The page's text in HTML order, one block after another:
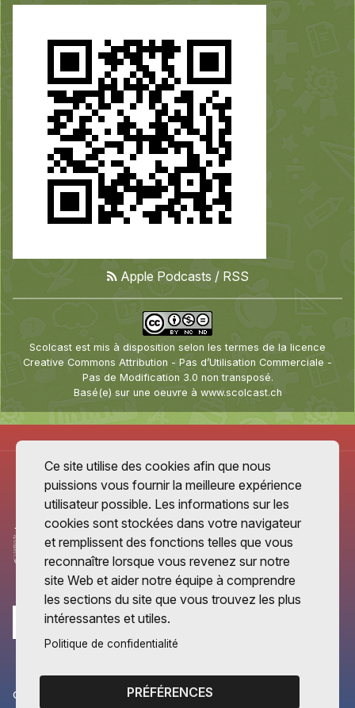
Apple Podcasts / RSS
Scolcast est mis à disposition selon les termes de la licence
Creative Commons Attribution - Pas d’Utilisation Commerciale -
Pas de Modification 3.0 non transposé.
Basé(e) sur une oeuvre à www.scolcast.ch
CANTONS PARTENAIRES
Ce site utilise des cookies afin que nous
puissions vous fournir la meilleure expérience
utilisateur possible. Les informations sur les
cookies sont stockées dans votre navigateur
et remplissent des fonctions telles que vous
reconnaître lorsque vous revenez sur notre
site Web et aider notre équipe à comprendre
les sections du site que vous trouvez les plus
intéressantes et utiles.
Politique de confidentialité
PRÉFÉRENCES